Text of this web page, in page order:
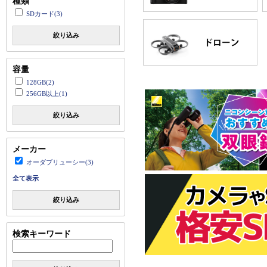
SDカード(3)
絞り込み
容量
128GB(2)
256GB以上(1)
絞り込み
メーカー
オーダブリューシー(3)
全て表示
絞り込み
検索キーワード